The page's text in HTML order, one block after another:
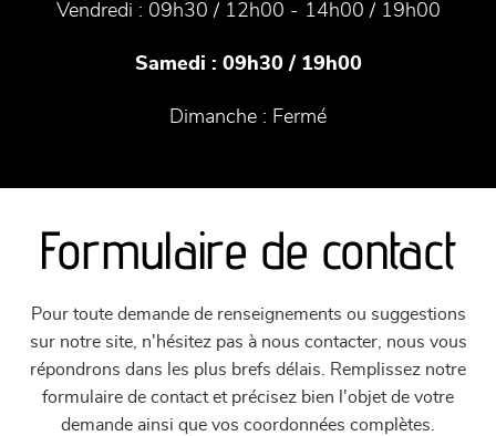
Vendredi : 09h30 / 12h00 - 14h00 / 19h00
Samedi : 09h30 / 19h00
Dimanche : Fermé
Formulaire de contact
Pour toute demande de renseignements ou suggestions
sur notre site, n'hésitez pas à nous contacter, nous vous
répondrons dans les plus brefs délais. Remplissez notre
formulaire de contact et précisez bien l'objet de votre
demande ainsi que vos coordonnées complètes.